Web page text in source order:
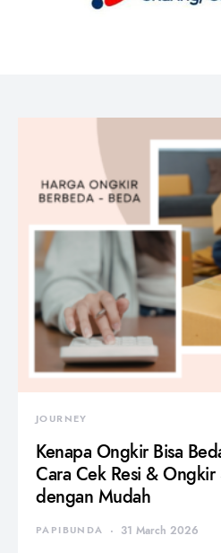
JOURNEY
Kenapa Ongkir Bisa
Cara Cek Resi & Ongkir
dengan Mudah
PAPIBUNDA 31 March 2026